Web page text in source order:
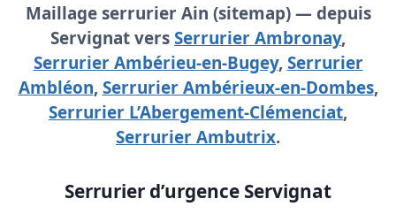
Maillage serrurier Ain (sitemap) — depuis
Servignat versSerrurier Ambronay,
Serrurier Ambérieu-en-Bugey, Serrurier
Ambléon, Serrurier Ambérieux-en-Dombes,
Serrurier L’Abergement-Clémenciat,
Serrurier Ambutrix.
Serrurier d’urgence Servignat